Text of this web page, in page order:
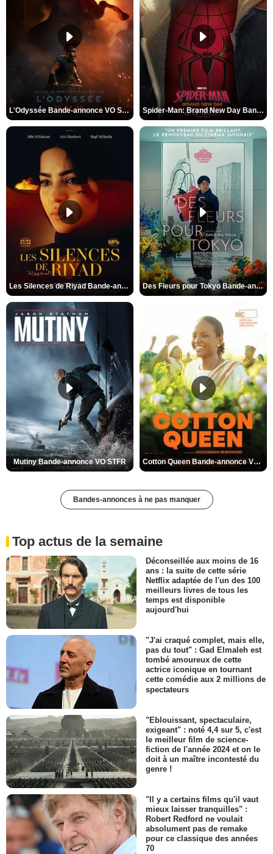
L'Odyssée Bande-annonce VO STFR Spider-Man: Brand New Day Bande-annonce VO STFR
Les Silences de Riyad Bande-annonce VO STFR Des Fleurs pour Tokyo Bande-annonce VO STFR
Mutiny Bande-annonce VO STFR Cotton Queen Bande-annonce VO STFR
Bandes-annonces à ne pas manquer
Top actus de la semaine
Déconseillée aux moins de 16
ans : la suite de cette série
Netflix adaptée de l'un des 100
meilleurs livres de tous les
temps est disponible
aujourd'hui
"J'ai craqué complet, mais elle,
pas du tout" : Gad Elmaleh est
tombé amoureux de cette
actrice iconique en tournant
cette comédie aux 2 millions de
spectateurs
"Eblouissant, spectaculaire,
exigeant" : noté 4,4 sur 5, c'est
le meilleur film de science-
fiction de l'année 2024 et on le
doit à un maître incontesté du
genre !
"Il y a certains films qu'il vaut
mieux laisser tranquilles" :
Robert Redford ne voulait
absolument pas de remake
pour ce classique des années
70